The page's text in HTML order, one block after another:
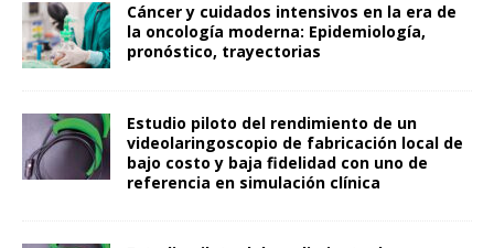
Cáncer y cuidados intensivos en la era de
la oncología moderna: Epidemiología,
pronóstico, trayectorias
Estudio piloto del rendimiento de un
videolaringoscopio de fabricación local de
bajo costo y baja fidelidad con uno de
referencia en simulación clínica